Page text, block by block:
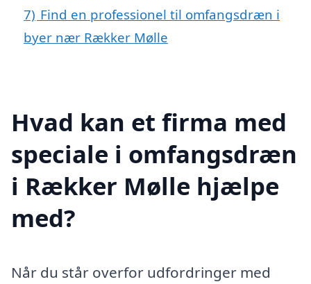
7) Find en professionel til omfangsdræn i
byer nær Rækker Mølle
Hvad kan et firma med
speciale i omfangsdræn
i Rækker Mølle hjælpe
med?
Når du står overfor udfordringer med